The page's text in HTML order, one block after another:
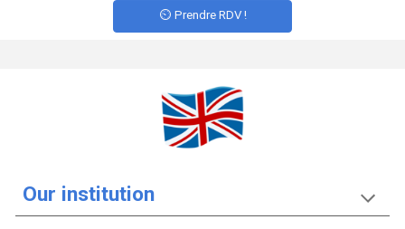
⏲️ Prendre RDV !
Our institution